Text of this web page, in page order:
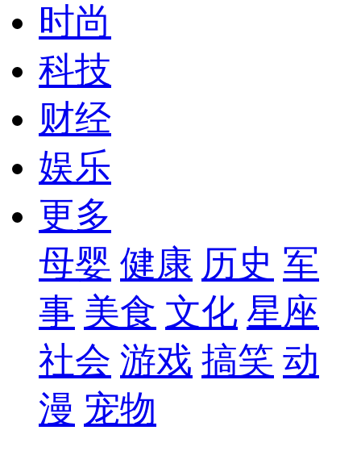
时尚
科技
财经
娱乐
更多
母婴 健康 历史 军
事 美食 文化 星座
社会 游戏 搞笑 动
漫 宠物